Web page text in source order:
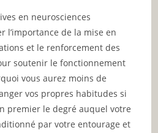
en neurosciences
l’importance de la mise en
et le renforcement des
soutenir le fonctionnement
vous aurez moins de
vos propres habitudes si
premier le degré auquel votre
par votre entourage et